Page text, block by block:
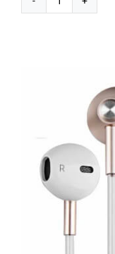
RadiCover
(RAD014)